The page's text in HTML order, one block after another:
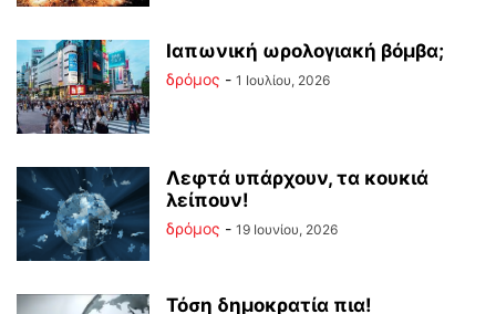
Ιαπωνική ωρολογιακή βόμβα;
δρόμος - 1 Ιουλίου, 2026
Λεφτά υπάρχουν, τα κουκιά
λείπουν!
δρόμος - 19 Ιουνίου, 2026
Τόση δημοκρατία πια!